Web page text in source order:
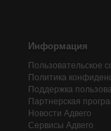
Информация
Пользовательское
Политика
Поддержка
Партнерская
Новости Адвего
Сервисы Адвего